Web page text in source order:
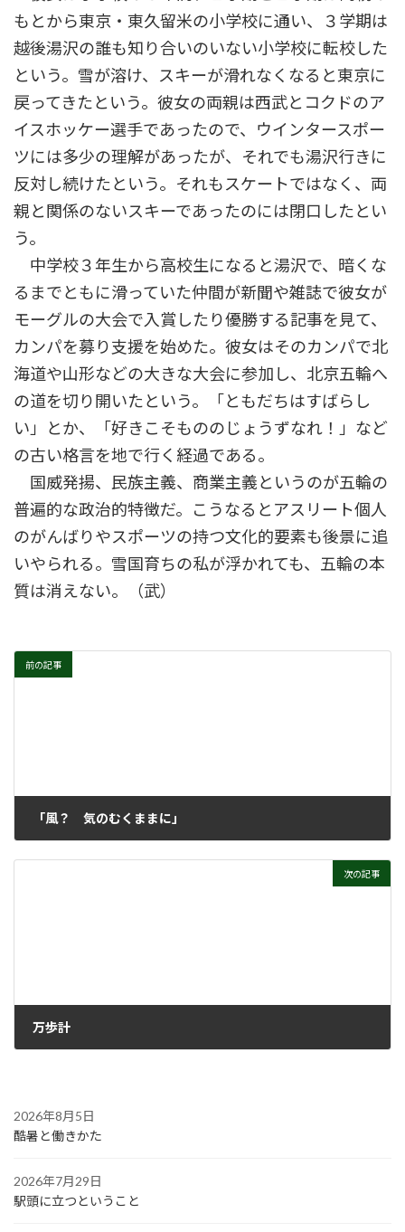
もとから東京・東久留米の小学校に通い、３学期は
越後湯沢の誰も知り合いのいない小学校に転校した
という。雪が溶け、スキーが滑れなくなると東京に
戻ってきたという。彼女の両親は西武とコクドのア
イスホッケー選手であったので、ウインタースポー
ツには多少の理解があったが、それでも湯沢行きに
反対し続けたという。それもスケートではなく、両
親と関係のないスキーであったのには閉口したとい
う。
中学校３年生から高校生になると湯沢で、暗くな
るまでともに滑っていた仲間が新聞や雑誌で彼女が
モーグルの大会で入賞したり優勝する記事を見て、
カンパを募り支援を始めた。彼女はそのカンパで北
海道や山形などの大きな大会に参加し、北京五輪へ
の道を切り開いたという。「ともだちはすばらし
い」とか、「好きこそもののじょうずなれ！」など
の古い格言を地で行く経過である。
国威発揚、民族主義、商業主義というのが五輪の
普遍的な政治的特徴だ。こうなるとアスリート個人
のがんばりやスポーツの持つ文化的要素も後景に追
いやられる。雪国育ちの私が浮かれても、五輪の本
質は消えない。（武）
前の記事
「風？ 気のむくままに」
次の記事
万歩計
2026年8月5日
酷暑と働きかた
2026年7月29日
駅頭に立つということ